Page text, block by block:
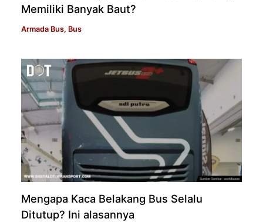
Memiliki Banyak Baut?
Armada Bus, Bus
Mengapa Kaca Belakang Bus Selalu
Ditutup? Ini alasannya